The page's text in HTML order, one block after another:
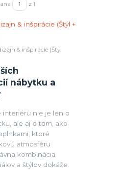
z 1
nábytku a
& inšpirácie (Štýl
interiéru nie je len o
ale aj o tom, ako
ktoré
atmosféru
kombinácia
a štýlov dokáže